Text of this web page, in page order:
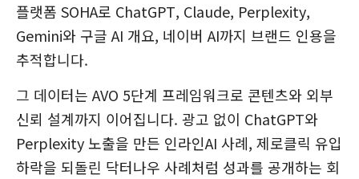
플랫폼 SOHA로 ChatGPT, Claude, Perplexity,
Gemini와 구글 AI 개요, 네이버 AI까지 브랜드 인용을
추적합니다.
그 데이터는 AVO 5단계 프레임워크로 콘텐츠와 외부
신뢰 설계까지 이어집니다. 광고 없이 ChatGPT와
Perplexity 노출을 만든 인라인AI 사례, 제로클릭 유입
하락을 되돌린 닥터나우 사례처럼 성과를 공개하는 회